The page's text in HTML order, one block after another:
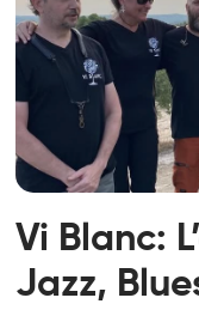
Vi Blanc:
Jazz,